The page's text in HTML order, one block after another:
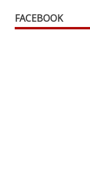
FACEBOOK